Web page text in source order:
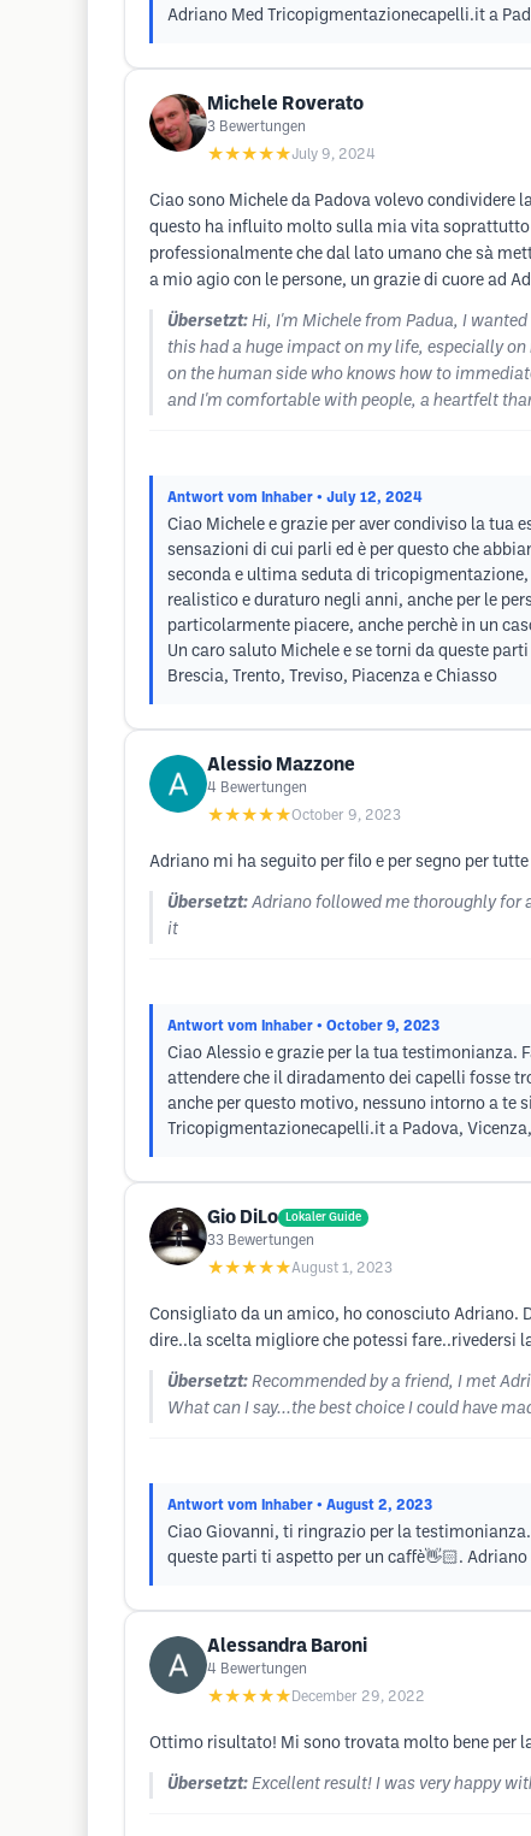
Adriano Med Tricopigmentazionecapelli.it a
Michele Roverato
3 Bewertungen
★★★★★July 9, 2024
Ciao sono Michele da Padova volevo
questo ha influito molto sulla mia vita
professionalmente che dal lato umano che sà
a mio agio con le persone, un grazie di cuore ad
Übersetzt: Hi, I'm Michele from Padua, I
this had a huge impact on my life, especially
on the human side who knows how to
and I'm comfortable with people, a heartfelt
Antwort vom Inhaber • July 12, 2024
Ciao Michele e grazie per aver condiviso la tua
sensazioni di cui parli ed è per questo che
seconda e ultima seduta di
realistico e duraturo negli anni, anche per le
particolarmente piacere, anche perchè in un
Un caro saluto Michele e se torni da queste
Brescia, Trento, Treviso, Piacenza e Chiasso
Alessio Mazzone
4 Bewertungen
★★★★★October 9, 2023
Adriano mi ha seguito per filo e per segno per
Übersetzt: Adriano followed me thoroughly for
it
Antwort vom Inhaber • October 9, 2023
Ciao Alessio e grazie per la tua testimonianza.
attendere che il diradamento dei capelli fosse
anche per questo motivo, nessuno intorno a te
Tricopigmentazionecapelli.it a Padova,
Gio DiLo Lokaler Guide
33 Bewertungen
★★★★★August 1, 2023
Consigliato da un amico, ho conosciuto Adriano.
dire..la scelta migliore che potessi fare..rivedersi
Übersetzt: Recommended by a friend, I met
What can I say...the best choice I could have
Antwort vom Inhaber • August 2, 2023
Ciao Giovanni, ti ringrazio per la
queste parti ti aspetto per un caffè👋🏻.
Alessandra Baroni
4 Bewertungen
★★★★★ December 29, 2022
Ottimo risultato! Mi sono trovata molto bene per
Übersetzt: Excellent result! I was very happy